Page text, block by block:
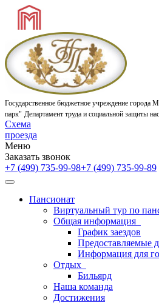
Государственное бюджетное учреждение города
парк" Департамент труда и социальной защиты
Схема
проезда
Меню
Заказать звонок
+7 (499) 735-99-98+7 (499) 735-99-89
Пансионат
Виртуальный тур по
Общая информация
График заездов
Предоставляемые
Информация для
Отдых
Бильярд
Наша команда
Достижения